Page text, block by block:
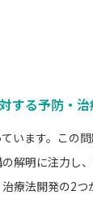
する予防・
います。この
解明に注力し
療法開発の2つ